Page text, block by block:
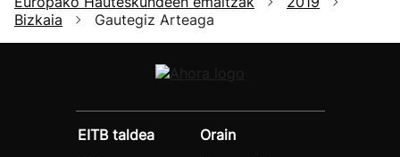
Bizkaia
Gautegiz Arteaga
EITB taldea
Orain